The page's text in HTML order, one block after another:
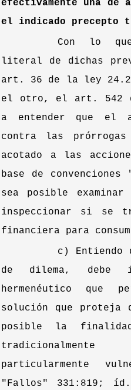
efectivamente una de
el indicado precepto
Con lo
literal de dichas
art. 36 de la ley
el otro, el art. 542
a entender que el
contra las prórrogas
acotado a las
base de
sea posible examinar
inspeccionar si se
financiera para
c) Entiendo
de dilema, debe
hermenéutico que
solución que proteja
posible la
particularmente
"Fallos" 331:819;